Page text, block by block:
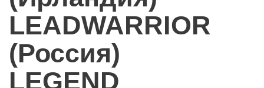
LEADWARRIOR
(Россия)
LEGEND